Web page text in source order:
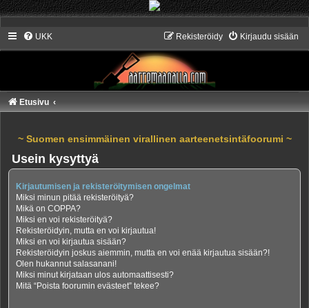
UKK Kirjaudu sisään
Rekisteröidy
Etusivu
~ Suomen ensimmäinen virallinen aarteenetsintäfoorumi ~
Usein kysyttyä
Kirjautumisen ja rekisteröitymisen ongelmat
Miksi minun pitää rekisteröityä?
Mikä on COPPA?
Miksi en voi rekisteröityä?
Rekisteröidyin, mutta en voi kirjautua!
Miksi en voi kirjautua sisään?
Rekisteröidyin joskus aiemmin, mutta en voi enää kirjautua sisään?!
Olen hukannut salasanani!
Miksi minut kirjataan ulos automaattisesti?
Mitä “Poista foorumin evästeet” tekee?